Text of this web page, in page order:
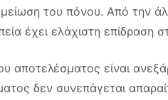
του πόνου. Από την
έχει ελάχιστη επίδραση
αποτελέσματος είναι
δεν συνεπάγεται